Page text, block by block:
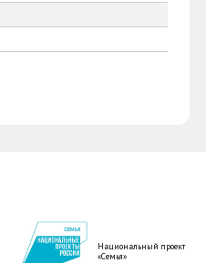
Национальный проект
«Семья»